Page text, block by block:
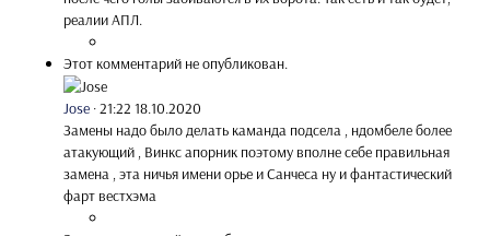
реалии АПЛ.
Этот комментарий не опубликован.
Jose ·21:22 18.10.2020
Замены надо было делать каманда подсела , ндомбеле более
атакующий , Винкс апорник поэтому вполне себе правильная
замена , эта ничья имени орье и Санчеса ну и фантастический
фарт вестхэма